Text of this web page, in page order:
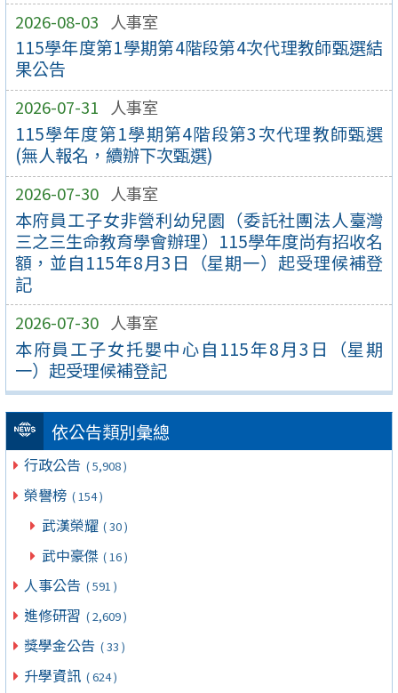
2026-08-03 人事室
115學年度第1學期第4階段第4次代理教師甄選結
果公告
2026-07-31 人事室
115學年度第1學期第4階段第3次代理教師甄選
(無人報名，續辦下次甄選)
2026-07-30 人事室
本府員工子女非營利幼兒園（委託社團法人臺灣
三之三生命教育學會辦理）115學年度尚有招收名
額，並自115年8月3日（星期一）起受理候補登
記
2026-07-30 人事室
本府員工子女托嬰中心自115年8月3日（星期
一）起受理候補登記
依公告類別彙總
行政公告 ( 5,908 )
榮譽榜 ( 154 )
武漢榮耀 ( 30 )
武中豪傑 ( 16 )
人事公告 ( 591 )
進修研習 ( 2,609 )
獎學金公告 ( 33 )
升學資訊 ( 624 )